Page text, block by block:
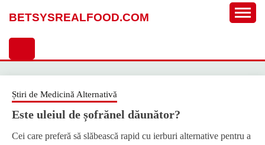
BETSYSREALFOOD.COM
Știri de Medicină Alternativă
Este uleiul de șofrănel dăunător?
Cei care preferă să slăbească rapid cu ierburi alternative pentru a